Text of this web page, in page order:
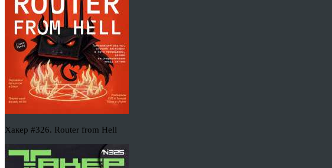
Хакер #326. Router from Hell